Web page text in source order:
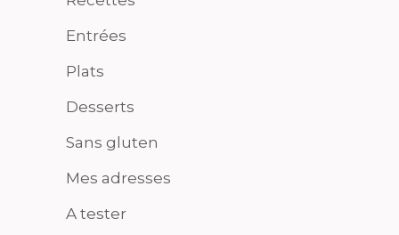
Entrées
Plats
Desserts
Sans gluten
Mes adresses
A tester